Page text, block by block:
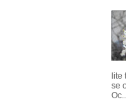
lite
se
Oc...